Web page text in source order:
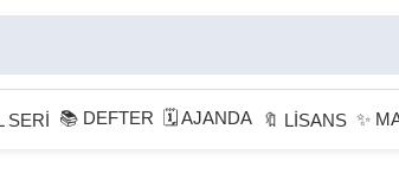
SERİ 📚 DEFTER 🗓 AJANDA 🔖 LİSANS ✨